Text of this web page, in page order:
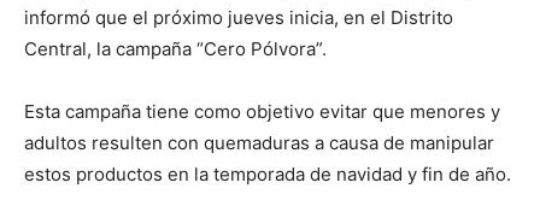
informó que el próximo jueves inicia, en el Distrito
Central, la campaña “Cero Pólvora”.
Esta campaña tiene como objetivo evitar que menores y
adultos resulten con quemaduras a causa de manipular
estos productos en la temporada de navidad y fin de año.